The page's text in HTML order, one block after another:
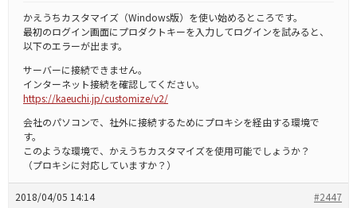
かえうちカスタマイズ（Windows版）を使い始めるところです。
最初のログイン画面にプロダクトキーを入力してログインを試みると、
以下のエラーが出ます。
サーバーに接続できません。
インターネット接続を確認してください。
https://kaeuchi.jp/customize/v2/
会社のパソコンで、社外に接続するためにプロキシを経由する環境で
す。
このような環境で、かえうちカスタマイズを使用可能でしょうか？
（プロキシに対応していますか？）
2018/04/05 14:14 #2447